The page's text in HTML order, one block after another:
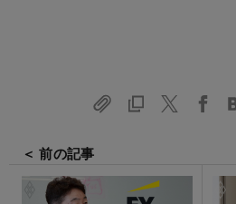
＜ 前の記事